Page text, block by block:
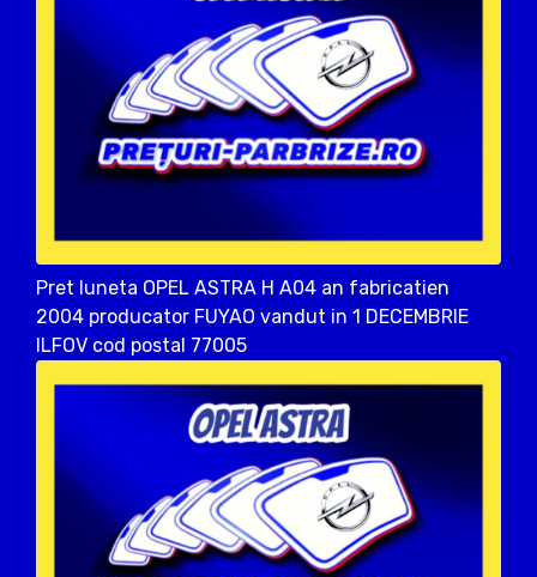
Pret luneta OPEL ASTRA H A04 an fabricatien
2004 producator FUYAO vandut in 1 DECEMBRIE
ILFOV cod postal 77005